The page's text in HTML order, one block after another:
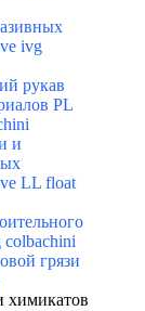
ivg
рукав
PL
и
LL float
colbachini
грязи
химикатов